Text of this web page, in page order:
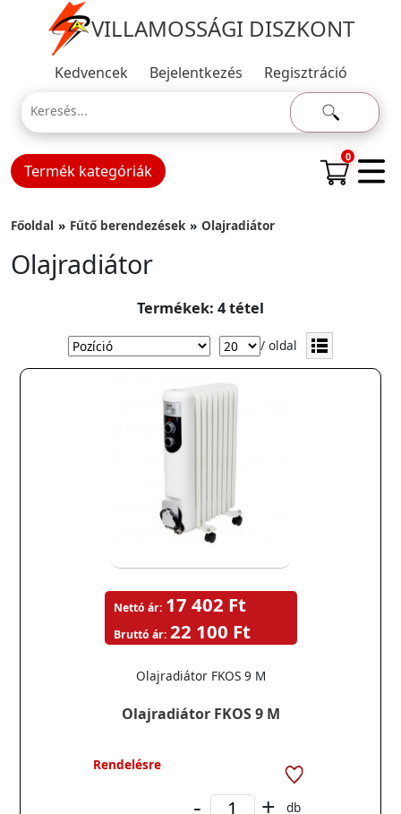
VILLAMOSSÁGI DISZKONT
Kedvencek Bejelentkezés Regisztráció
Termék kategóriák
0
Főoldal Fűtő berendezések Olajradiátor
Olajradiátor
Termékek: 4 tétel
/ oldal
Olajradiátor FKOS 9 M
Olajradiátor FKOS 9 M
Nettó ár: 17 402 Ft
Bruttó ár: 22 100 Ft
Rendelésre
- +
db